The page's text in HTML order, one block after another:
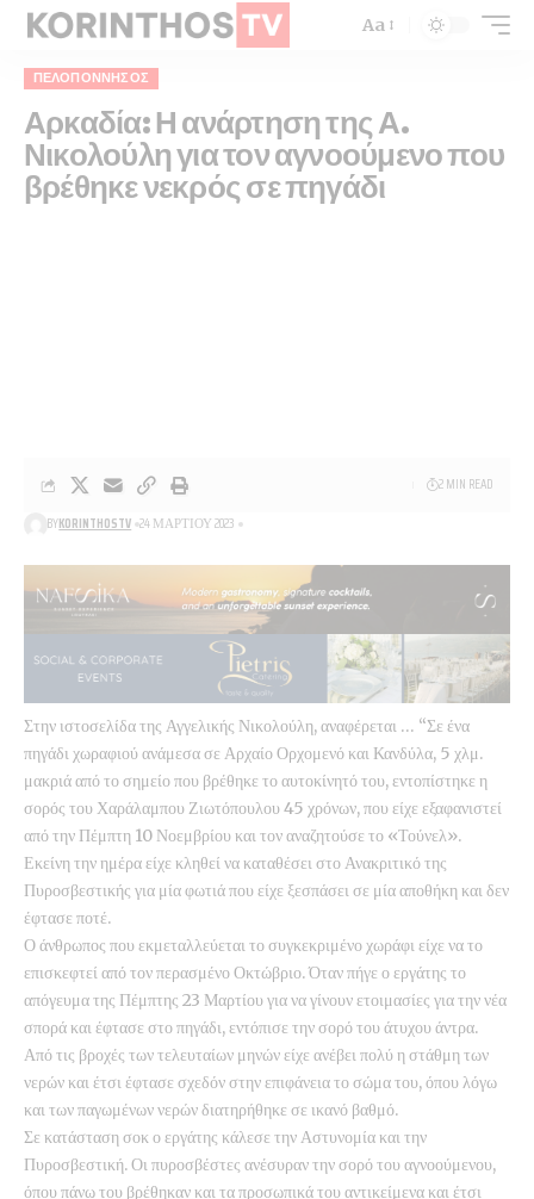
Aa
ΠΕΛΟΠΌΝΝΗΣΟΣ
Αρκαδία: Η ανάρτηση της Α.
Νικολούλη για τον αγνοούμενο που
βρέθηκε νεκρός σε πηγάδι
BYKORINTHOSTV 24 ΜΑΡΤΊΟΥ 2023
2 MIN READ
Στην ιστοσελίδα της Αγγελικής Νικολούλη, αναφέρεται … “Σε ένα
πηγάδι χωραφιού ανάμεσα σε Αρχαίο Ορχομενό και Κανδύλα, 5 χλμ.
μακριά από το σημείο που βρέθηκε το αυτοκίνητό του, εντοπίστηκε η
σορός του Χαράλαμπου Ζιωτόπουλου 45 χρόνων, που είχε εξαφανιστεί
από την Πέμπτη 10 Νοεμβρίου και τον αναζητούσε το «Τούνελ».
Εκείνη την ημέρα είχε κληθεί να καταθέσει στο Ανακριτικό της
Πυροσβεστικής για μία φωτιά που είχε ξεσπάσει σε μία αποθήκη και δεν
έφτασε ποτέ.
Ο άνθρωπος που εκμεταλλεύεται το συγκεκριμένο χωράφι είχε να το
επισκεφτεί από τον περασμένο Οκτώβριο. Όταν πήγε ο εργάτης το
απόγευμα της Πέμπτης 23 Μαρτίου για να γίνουν ετοιμασίες για την νέα
σπορά και έφτασε στο πηγάδι, εντόπισε την σορό του άτυχου άντρα.
Από τις βροχές των τελευταίων μηνών είχε ανέβει πολύ η στάθμη των
νερών και έτσι έφτασε σχεδόν στην επιφάνεια το σώμα του, όπου λόγω
και των παγωμένων νερών διατηρήθηκε σε ικανό βαθμό.
Σε κατάσταση σοκ ο εργάτης κάλεσε την Αστυνομία και την
Πυροσβεστική. Οι πυροσβέστες ανέσυραν την σορό του αγνοούμενου,
όπου πάνω του βρέθηκαν και τα προσωπικά του αντικείμενα και έτσι